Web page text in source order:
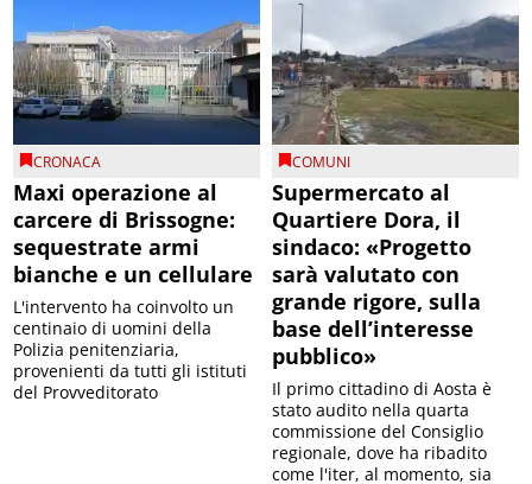
CRONACA
Maxi operazione al
carcere di Brissogne:
sequestrate armi
bianche e un cellulare
L'intervento ha coinvolto un
centinaio di uomini della
Polizia penitenziaria,
provenienti da tutti gli istituti
del Provveditorato
COMUNI
Supermercato al
Quartiere Dora, il
sindaco: «Progetto
sarà valutato con
grande rigore, sulla
base dell’interesse
pubblico»
Il primo cittadino di Aosta è
stato audito nella quarta
commissione del Consiglio
regionale, dove ha ribadito
come l'iter, al momento, sia